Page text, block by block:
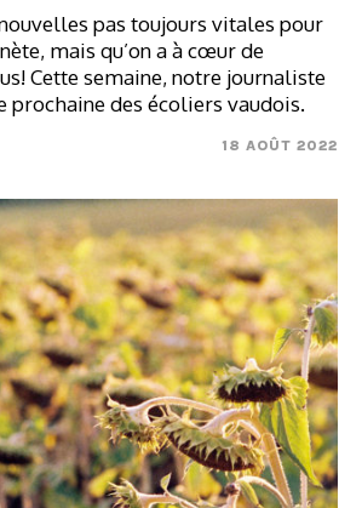
pas toujours vitales pour
mais qu’on a à cœur de
Cette semaine, notre journaliste
prochaine des écoliers vaudois.
18 AOÛT 2022